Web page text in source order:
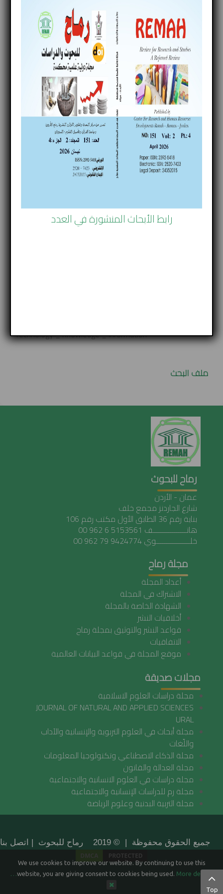
،لذا نستهل هذا البحث في التعرف على مفهوم مجتمع
المعلومات ومجتمع المعرفة . ومن ثم نتكلم عن اهم
الاسس التي تساعد على قيام مجتمع المعرفة ومراحل
تكوينه ومتطلبات مجتمع المعرفة .
الكلمات المفتاحية : مجتمع المعرفة _ مجتمع المعلومات _
التكنولوجيا _ المعرفة __ المعلومات
The information society has gradually become a
knowledge society, as the relationship between
economics and knowledge has continued recently. It is no
longer restricted to information alone, but rather has
become more dependent on experience and innovation,
to convert to a knowledge society, including developing
Technology _ Knowledge _ Information
ملف البحث
رماح للبحوث
عمان - الأردن
شارع الجاردنز مجمع خلف
بناية رقم 36 الطابق الأول مكتب رقم 106
هاتـــــــــــــــــف 5153561 6 962 00
خلـــــــــــــــــوي 9424774 79 962 00
مجلة رماح
أعداد المجلة
الاشتراك في المجلة
الشهادة الخاصة بالمجلة
أخلاقيات النشر
قواعد النشر والتوثيق بمجلة رماح
الاتفاقيات
موقع المجلة في قواعد البيانات العالمية
مجلات صديقة
مجلة دراسات العلوم الاسلامية
JOURNAL OF NATURAL AND APPLIED SCIENCES
URAL
مجلة أبحاث في العلوم التربوية والإنسانية والآداب
واللّغات
مجلة الذكاء الاصطناعي وتكنولوجيا المعلومات
مجلة العدالة والقانون
مجلة دراسات في العلوم الانسانية والاجتماعية
مجلة رم للدراسات الإنسانية والاجتماعية
مجلة التربية البدنية وعلوم الرياضة
جميع الحقوق محفوظة | © 2019 رماح للبحوث | اتصل بنا
Top
We use cookies to improve our website. By continuing to use this
website, you are giving consent to cookies being used. More details…
رابط الأبحاث المنشورة في العدد